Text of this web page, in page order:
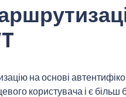
на основі
користувача і є